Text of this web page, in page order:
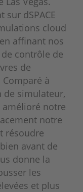
dSPACE
cloud
affinant nos
contrôle de
de
à
de simulateur,
amélioré notre
notre
résoudre
avant de
donne la
les
et plus